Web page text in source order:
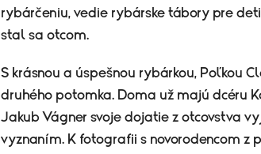
rybárčeniu, vedie rybárske tábory pre
stal sa otcom.
S krásnou a úspešnou rybárkou, Poľkou
druhého potomka. Doma už majú dcéru
Jakub Vágner svoje dojatie z otcovstva
vyznaním. K fotografii s novorodencom z